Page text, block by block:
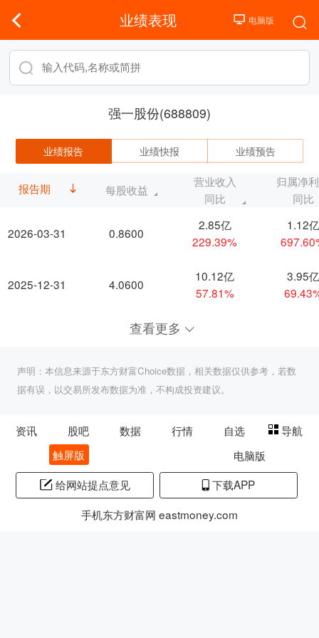
业绩表现
强一股份(688809)
业绩报告 业绩快报 业绩预告
报告期
2026-03-31
2025-12-31
每股收益
营业收入
同比
归属净
同比
0.8600
2.85亿
229.39%
1.12亿
4.0600
10.12亿
57.81%
3.95亿
查看更多
声明：本信息来源于东方财富Choice数据，相关数据仅供参考，若数
据有误，以交易所发布数据为准，不构成投资建议。
资讯 股吧 数据 行情 自选
导航
触屏版
电脑版
给网站提点意见
下载APP
手机东方财富网 eastmoney.com